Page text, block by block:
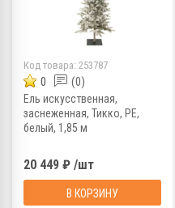
Код товара: 253787
0 (0)
Ель искусственная,
заснеженная, Тикко, PE,
белый, 1,85 м
20 449 ₽ /шт
В КОРЗИНУ